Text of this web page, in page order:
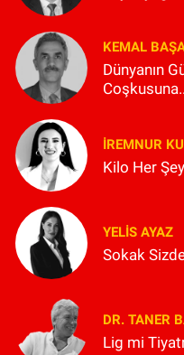
KEMAL
Dünyanın
İREMNUR
Kilo Her
YELIS AYAZ
Sokak
DR. TANER
Lig mi